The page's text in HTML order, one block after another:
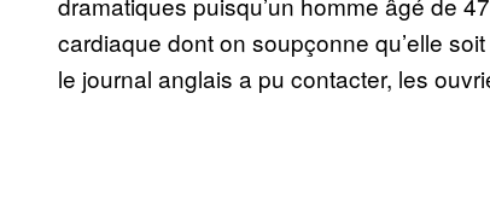
cardiaque dont on soupçonne qu’elle
le journal anglais a pu contacter, les